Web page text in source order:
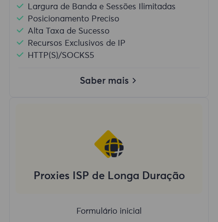
Largura de Banda e Sessões Ilimitadas
Posicionamento Preciso
Alta Taxa de Sucesso
Recursos Exclusivos de IP
HTTP(S)/SOCKS5
Saber mais
Proxies ISP de Longa Duração
Formulário inicial